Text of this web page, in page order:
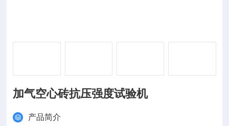
加气空心砖抗压强度试验机
产品简介